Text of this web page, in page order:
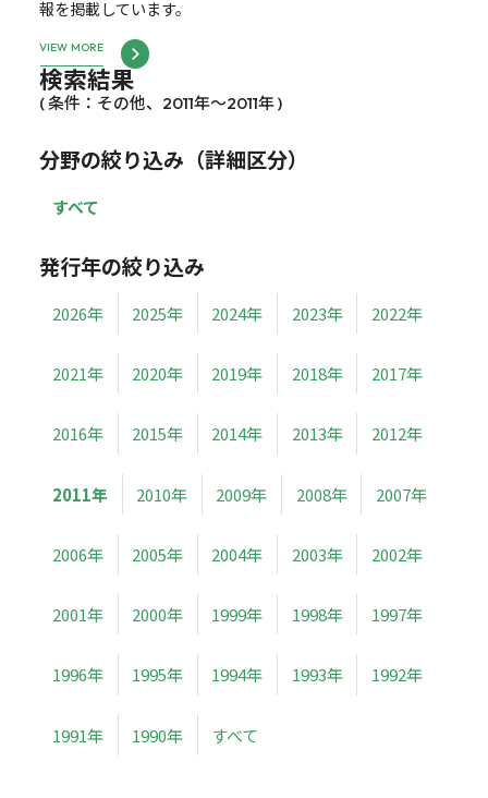
報を掲載しています。
VIEW MORE
検索結果
( 条件：その他、2011年～2011年 )
分野の絞り込み（詳細区分）
すべて
発行年の絞り込み
2026年 2025年 2024年 2023年 2022年
2021年 2020年 2019年 2018年 2017年
2016年 2015年 2014年 2013年 2012年
2011年 2010年 2009年 2008年 2007年
2006年 2005年 2004年 2003年 2002年
2001年 2000年 1999年 1998年 1997年
1996年 1995年 1994年 1993年 1992年
1991年 1990年 すべて